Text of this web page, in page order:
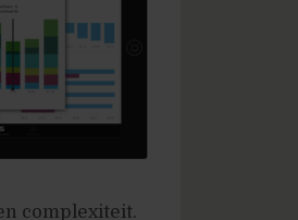
complexiteit.